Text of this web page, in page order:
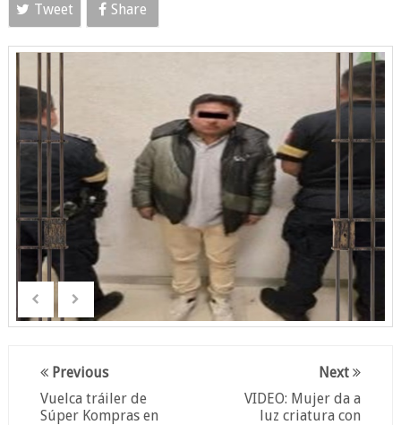
Tweet Share
Next
VIDEO: Mujer da a
luz criatura con
Previous
Vuelca tráiler de
Súper Kompras en